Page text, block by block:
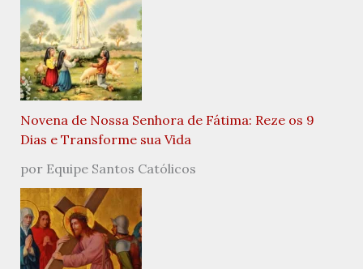
Novena de Nossa Senhora de Fátima: Reze os 9
Dias e Transforme sua Vida
por Equipe Santos Católicos